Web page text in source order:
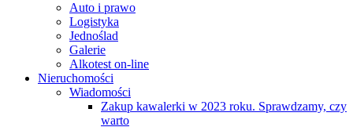
Auto i prawo
Logistyka
Jednoślad
Galerie
Alkotest on-line
Nieruchomości
Wiadomości
Zakup kawalerki w 2023 roku. Sprawdzamy, czy
warto